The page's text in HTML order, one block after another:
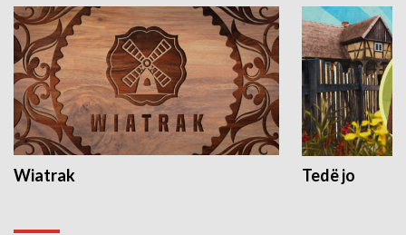
Wiatrak Tedë jo